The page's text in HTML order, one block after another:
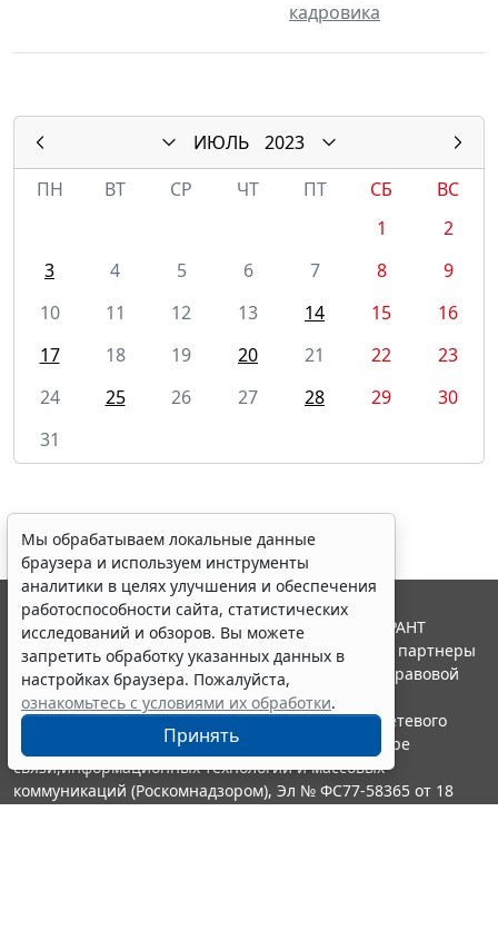
кадровика
ИЮЛЬ
2023
ПН
ВТ СР ЧТ ПТ СБ
ВС
1
2
3
4 5 6 7 8
9
10
11 12 13 14 15
16
17
18 19 20 21 22
23
24
25 26 27 28 29
30
31
Мы обрабатываем локальные данные
браузера и используем инструменты
аналитики в целях улучшения и обеспечения
работоспособности сайта, статистических
исследований и обзоров. Вы можете
запретить обработку указанных данных в
настройках браузера. Пожалуйста,
ознакомьтесь с условиями их обработки.
Принять
© ООО "НПП "ГАРАНТ-СЕРВИС", 2026. Система ГАРАНТ
выпускается с 1990 года. Компания "Гарант" и ее партнеры
являются участниками Российской ассоциации правовой
информации ГАРАНТ.
Портал ГАРАНТ.РУ зарегистрирован в качестве сетевого
издания Федеральной службой по надзору в сфере
связи,информационных технологий и массовых
коммуникаций (Роскомнадзором), Эл № ФС77-58365 от 18